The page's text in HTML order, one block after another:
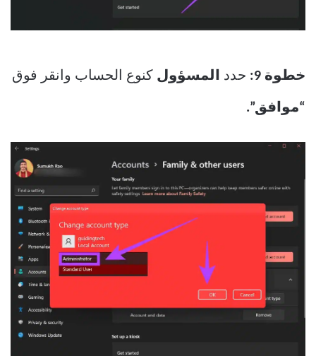
خطوة 9: حدد المسؤول كنوع الحساب وانقر فوق
“موافق”.